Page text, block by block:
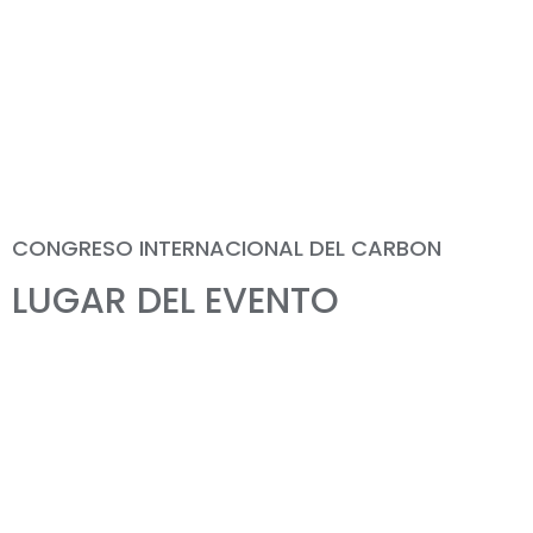
CONGRESO INTERNACIONAL DEL CARBON
LUGAR DEL EVENTO